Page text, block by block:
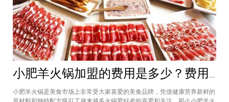
小肥羊火锅加盟的费用是多少？费用标准如下看你是否符合加盟资格
小肥羊火锅是美食市场上非常受大家喜爱的美食品牌，凭借健康营养新鲜的